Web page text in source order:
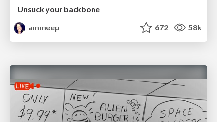
Unsuck your backbone
ammeep
672 58k